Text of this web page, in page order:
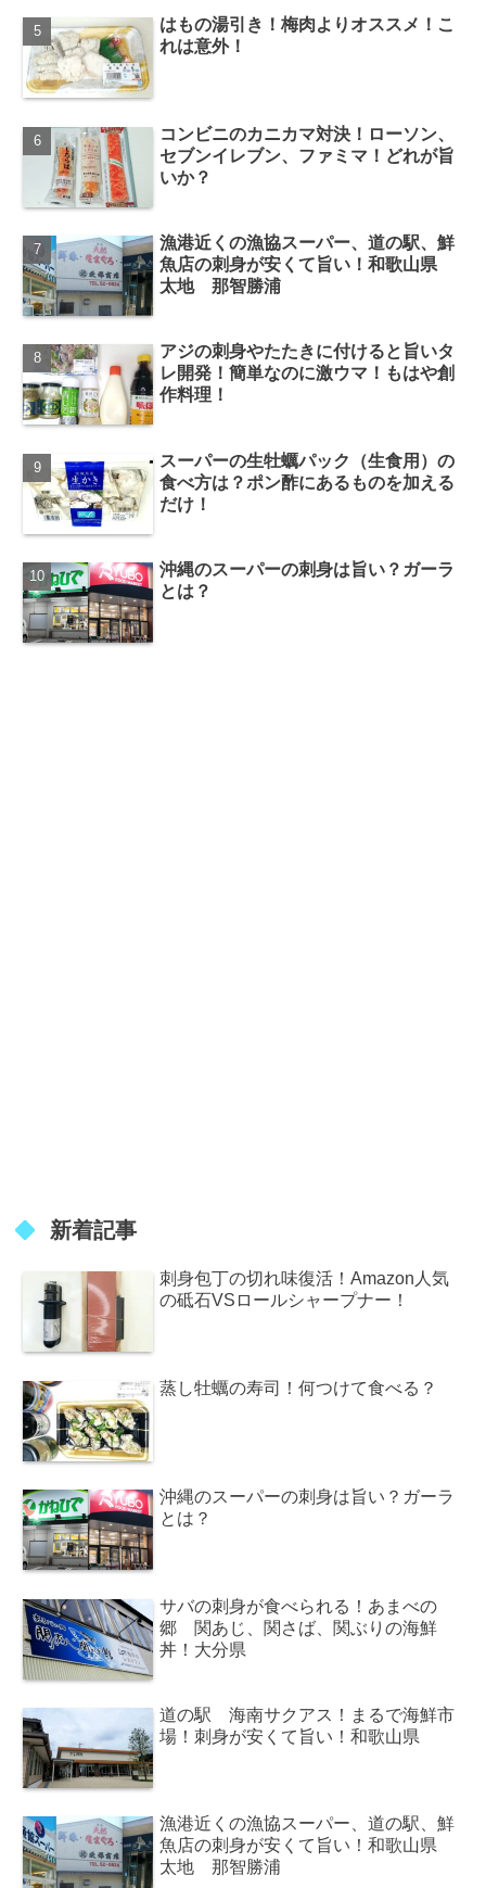
はもの湯引き！梅肉よりオススメ！こ
れは意外！
コンビニのカニカマ対決！ローソン、
セブンイレブン、ファミマ！どれが旨
いか？
漁港近くの漁協スーパー、道の駅、鮮
魚店の刺身が安くて旨い！和歌山県
太地 那智勝浦
アジの刺身やたたきに付けると旨いタ
レ開発！簡単なのに激ウマ！もはや創
作料理！
スーパーの生牡蠣パック（生食用）の
食べ方は？ポン酢にあるものを加える
だけ！
沖縄のスーパーの刺身は旨い？ガーラ
とは？
新着記事
刺身包丁の切れ味復活！Amazon人気
の砥石VSロールシャープナー！
蒸し牡蠣の寿司！何つけて食べる？
沖縄のスーパーの刺身は旨い？ガーラ
とは？
サバの刺身が食べられる！あまべの
郷 関あじ、関さば、関ぶりの海鮮
丼！大分県
道の駅 海南サクアス！まるで海鮮市
場！刺身が安くて旨い！和歌山県
漁港近くの漁協スーパー、道の駅、鮮
魚店の刺身が安くて旨い！和歌山県
太地 那智勝浦